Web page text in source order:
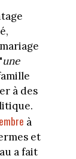
une
à des
à
et
a fait